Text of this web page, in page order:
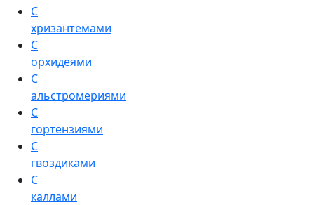
С
хризантемами
С
орхидеями
С
альстромериями
С
гортензиями
С
гвоздиками
С
каллами